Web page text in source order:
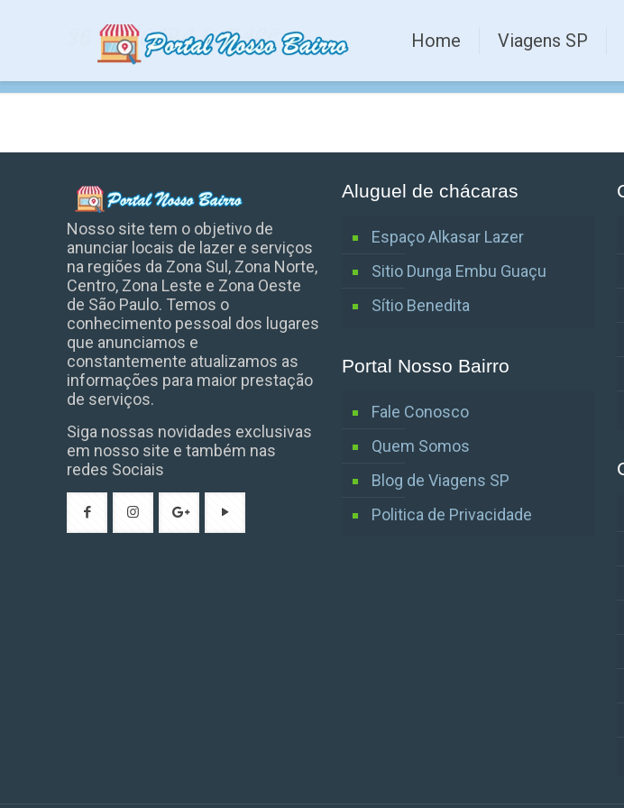
Home Viagens SP
36 CHÁCARA RAFAEL
Nosso site tem o objetivo de
anunciar locais de lazer e serviços
na regiões da Zona Sul, Zona Norte,
Centro, Zona Leste e Zona Oeste
de São Paulo. Temos o
conhecimento pessoal dos lugares
que anunciamos e
constantemente atualizamos as
informações para maior prestação
de serviços.
Siga nossas novidades exclusivas
em nosso site e também nas
redes Sociais
Aluguel de chácaras
Espaço Alkasar Lazer
Sitio Dunga Embu Guaçu
Sítio Benedita
Portal Nosso Bairro
Fale Conosco
Quem Somos
Blog de Viagens SP
Politica de Privacidade